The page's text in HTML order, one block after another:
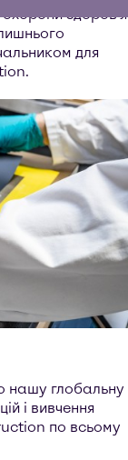
здоров’я
для
нашу глобальну
і вивчення
по всьому